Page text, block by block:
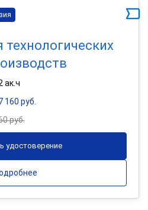
ак.ч
160 руб.
руб.
удостоверение